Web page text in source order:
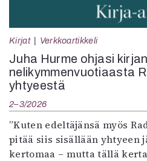
Kirjat Verkkoartikkeli
Juha Hurme ohjasi kirjan
nelikymmenvuotiaasta
yhtyeestä
2–3/2026
”Kuten edeltäjänsä myös
pitää siis sisällään yhtyeen
kertomaa – mutta tällä